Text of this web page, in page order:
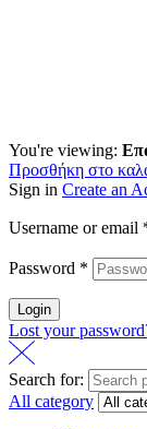
You're viewing:
Προσθήκη στο
Sign in Create an
Username or email
Password *
Login
Lost your
Search for:
All category